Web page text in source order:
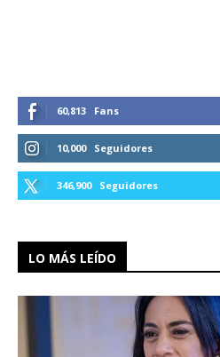
60,813 Fans
10,000 Seguidores
346,900 Seguidores
LO MÁS LEÍDO